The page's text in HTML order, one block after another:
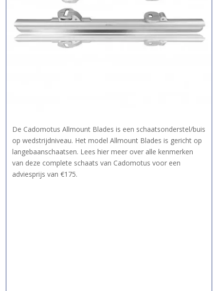
De Cadomotus Allmount Blades is een schaatsonderstel/buis
op wedstrijdniveau. Het model Allmount Blades is gericht op
langebaanschaatsen. Lees hier meer over alle kenmerken
van deze complete schaats van Cadomotus voor een
adviesprijs van €175.